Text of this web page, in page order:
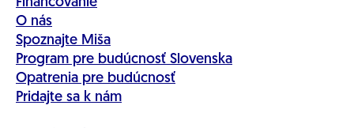
O nás
Spoznajte Miša
Program pre budúcnosť Slovenska
Opatrenia pre budúcnosť
Pridajte sa k nám